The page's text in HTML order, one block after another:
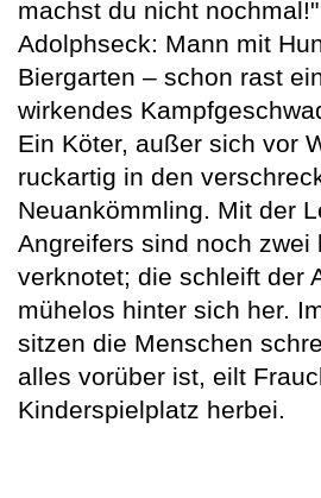
machst du nicht
Adolphseck: Mann mit
Biergarten – schon rast
wirkendes
Ein Köter, außer sich vor
ruckartig in den
Neuankömmling. Mit der
Angreifers sind noch zwei
verknotet; die schleift der
mühelos hinter sich her.
sitzen die Menschen
alles vorüber ist, eilt
Kinderspielplatz herbei.